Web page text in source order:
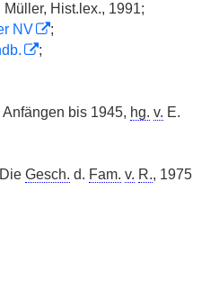
Müller, Hist.lex., 1991;
NV
;
;
Anfängen bis 1945, hg. v. E.
Gesch. d. Fam. v. R., 1975